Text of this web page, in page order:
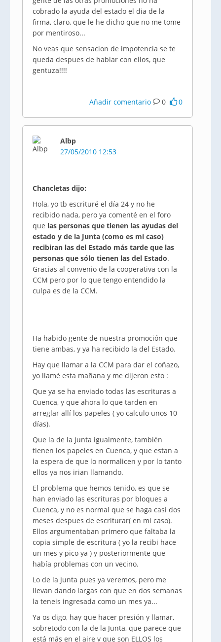
cobrado la ayuda del estado el dia de la
firma, claro, que le he dicho que no me tome
por mentiroso...
No veas que sensacion de impotencia se te
queda despues de hablar con ellos, que
gentuza!!!!
Añadir comentario 0 0
Albp
27/05/2010 12:53
Chancletas dijo:
Hola, yo tb escrituré el día 24 y no he
recibido nada, pero ya comenté en el foro
que las personas que tienen las ayudas del
estado y de la Junta (como es mi caso)
recibiran las del Estado más tarde que las
personas que sólo tienen las del Estado.
Gracias al convenio de la cooperativa con la
CCM pero por lo que tengo entendido la
culpa es de la CCM.
Ha habido gente de nuestra promoción que
tiene ambas, y ya ha recibido la del Estado.
Hay que llamar a la CCM para dar el coñazo,
yo llamé esta mañana y me dijeron esto :
Que ya se ha enviado todas las escrituras a
Cuenca, y que ahora lo que tarden en
arreglar allí los papeles ( yo calculo unos 10
días).
Que la de la Junta igualmente, también
tienen los papeles en Cuenca, y que estan a
la espera de que lo normalicen y por lo tanto
ellos ya nos irian llamando.
El problema que hemos tenido, es que se
han enviado las escrituras por bloques a
Cuenca, y no es normal que se haga casi dos
meses despues de escriturar( en mi caso).
Ellos argumentaban primero que faltaba la
copia simple de escritura ( yo la recibi hace
un mes y pico ya ) y posteriormente que
había problemas con un vecino.
Lo de la Junta pues ya veremos, pero me
llevan dando largas con que en dos semanas
la teneis ingresada como un mes ya...
Ya os digo, hay que hacer presión y llamar,
sobretodo con la de la Junta, que parece que
está más en el aire y que son ELLOS los